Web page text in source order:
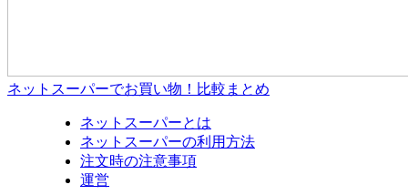
ネットスーパーでお買い物！比較まとめ
ネットスーパーとは
ネットスーパーの利用方法
注文時の注意事項
運営